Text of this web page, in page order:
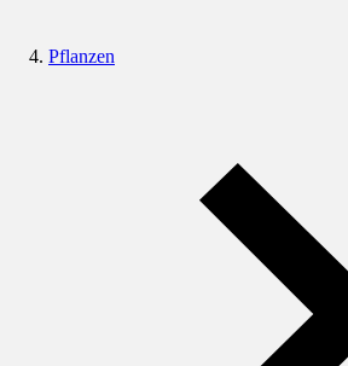
Pflanzen